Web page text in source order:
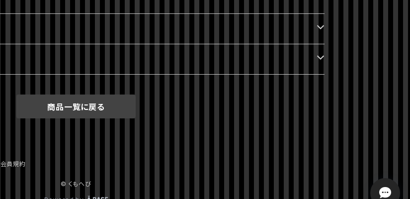
商品一覧に戻る
会員規約
© くもへび